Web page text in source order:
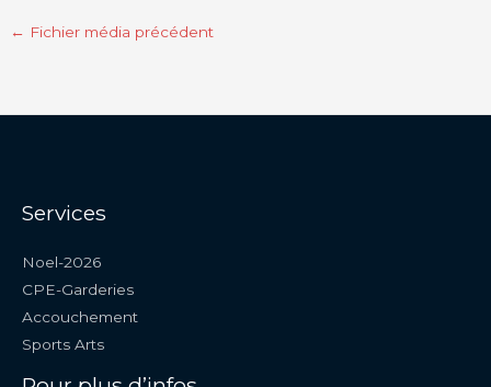
← Fichier média précédent
Services
Noel-2026
CPE-Garderies
Accouchement
Sports Arts